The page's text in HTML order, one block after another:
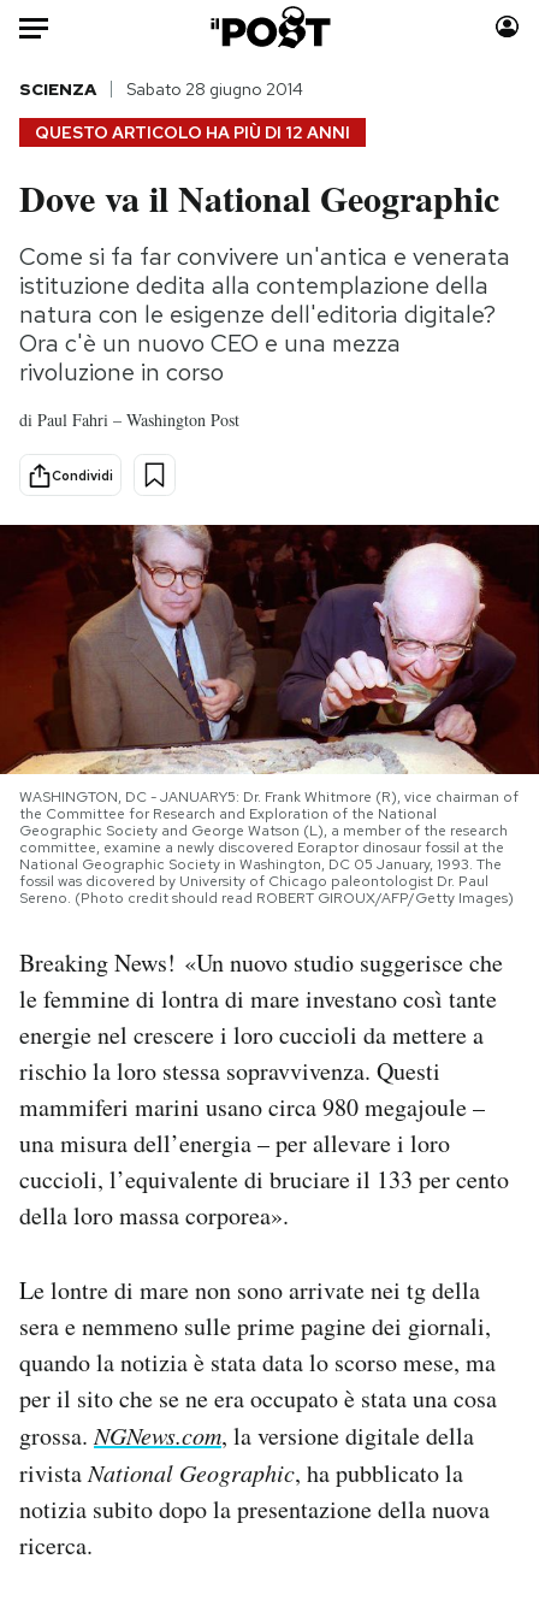
Auto
HOME
Italia
Politica
Tecnologia
Internet
Scienza
Cultura
Sport
Moda
Consumismi
Storie/Idee
Ok Boomer!
PODCAST
NEWSLETTER
I MIEI PREFERITI
SHOP
CALENDARIO
AREA PERSONALE
Area Personale
Newsletter
Notifiche mobile
Hai bisogno di aiuto?
Esci
QUESTO ARTICOLO HA PIÙ DI 12 ANNI
SCIENZA Sabato 28 giugno 2014
Dove va il National Geographic
Come si fa far convivere un'antica e venerata
istituzione dedita alla contemplazione della
natura con le esigenze dell'editoria digitale?
Ora c'è un nuovo CEO e una mezza
rivoluzione in corso
di Paul Fahri – Washington Post
Condividi
WASHINGTON, DC - JANUARY5: Dr. Frank Whitmore (R), vice chairman of
the Committee for Research and Exploration of the National
Geographic Society and George Watson (L), a member of the research
committee, examine a newly discovered Eoraptor dinosaur fossil at the
National Geographic Society in Washington, DC 05 January, 1993. The
fossil was dicovered by University of Chicago paleontologist Dr. Paul
Sereno. (Photo credit should read ROBERT GIROUX/AFP/Getty Images)
Breaking News! «Un nuovo studio suggerisce che
le femmine di lontra di mare investano così tante
energie nel crescere i loro cuccioli da mettere a
rischio la loro stessa sopravvivenza. Questi
mammiferi marini usano circa 980 megajoule –
una misura dell’energia – per allevare i loro
cuccioli, l’equivalente di bruciare il 133 per cento
della loro massa corporea».
Le lontre di mare non sono arrivate nei tg della
sera e nemmeno sulle prime pagine dei giornali,
quando la notizia è stata data lo scorso mese, ma
per il sito che se ne era occupato è stata una cosa
grossa.NGNews.com, la versione digitale della
rivistaNational Geographic, ha pubblicato la
notizia subito dopo la presentazione della nuova
ricerca.